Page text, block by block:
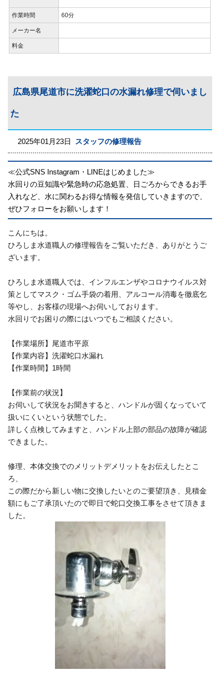
作業時間 60分
メーカー名
料金
広島県尾道市に洗濯蛇口の水漏れ修理で伺いまし
た
2025年01月23日 スタッフの修理報告
≪公式SNS Instagram・LINEはじめました≫
水回りの豆知識や緊急時の応急処置、日ごろからできるお手
入れなど、水に関わるお得な情報を発信していきますので、
ぜひフォローをお願いします！
こんにちは。
ひろしま水道職人の修理報告をご覧いただき、ありがとうご
ざいます。
ひろしま水道職人では、インフルエンザやコロナウイルス対
策としてマスク・ゴム手袋の着用、アルコール消毒を徹底乞
等やし、お客様の現場へお伺いしております。
水回りでお困りの際にはいつでもご相談ください。
【作業場所】尾道市平原
【作業内容】洗濯蛇口水漏れ
【作業時間】1時間
【作業前の状況】
お伺いして状況をお聞きすると、ハンドルが固くなっていて
扱いにくいという状態でした。
詳しく点検してみますと、ハンドル上部の部品の故障が確認
できました。
修理、本体交換でのメリットデメリットをお伝えしたとこ
ろ、
この際だから新しい物に交換したいとのご要望頂き、見積金
額にもご了承頂いたので即日で蛇口交換工事をさせて頂きま
した。